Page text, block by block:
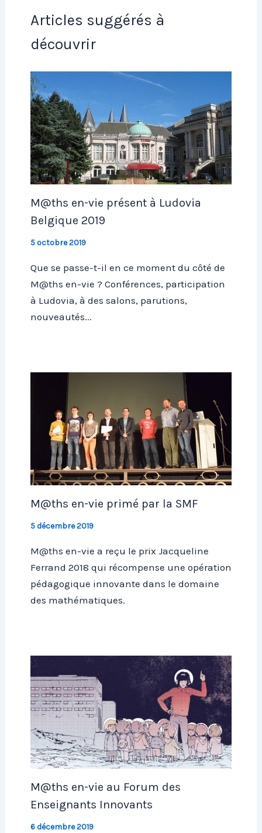
Articles suggérés à
découvrir
M@ths en-vie présent à Ludovia
Belgique 2019
5 octobre 2019
Que se passe-t-il en ce moment du côté de
M@ths en-vie ? Conférences, participation
à Ludovia, à des salons, parutions,
nouveautés...
M@ths en-vie primé par la SMF
5 décembre 2019
M@ths en-vie a reçu le prix Jacqueline
Ferrand 2018 qui récompense une opération
pédagogique innovante dans le domaine
des mathématiques.
M@ths en-vie au Forum des
Enseignants Innovants
6 décembre 2019